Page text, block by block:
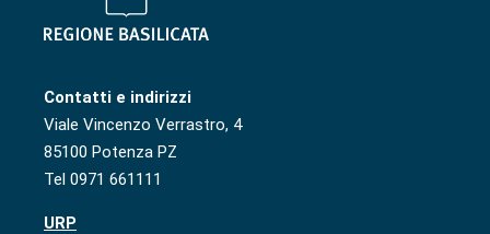
Contatti e indirizzi
Viale Vincenzo Verrastro, 4
85100 Potenza PZ
Tel 0971 661111
URP